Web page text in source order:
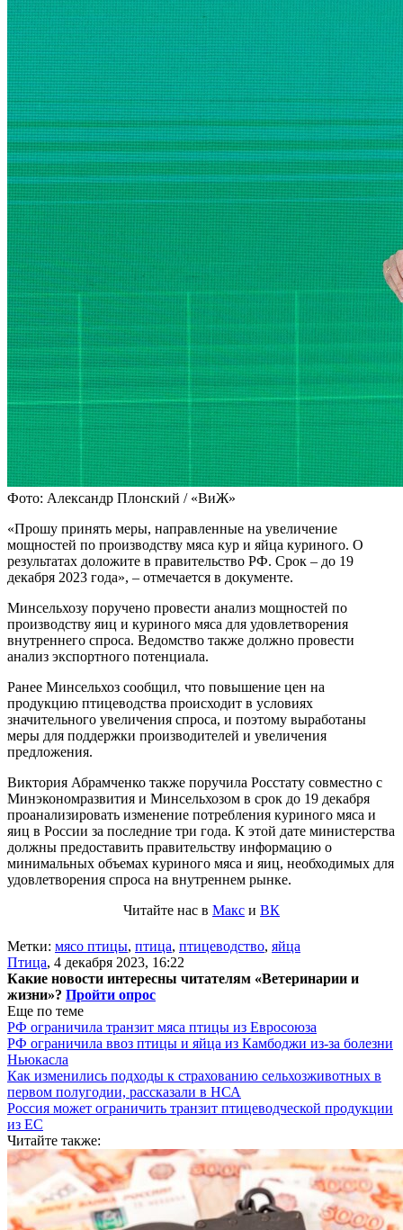
Фото: Александр Плонский / «ВиЖ»
«Прошу принять меры, направленные на увеличение
мощностей по производству мяса кур и яйца куриного. О
результатах доложите в правительство РФ. Срок – до 19
декабря 2023 года», – отмечается в документе.
Минсельхозу поручено провести анализ мощностей по
производству яиц и куриного мяса для удовлетворения
внутреннего спроса. Ведомство также должно провести
анализ экспортного потенциала.
Ранее Минсельхоз сообщил, что повышение цен на
продукцию птицеводства происходит в условиях
значительного увеличения спроса, и поэтому выработаны
меры для поддержки производителей и увеличения
предложения.
Виктория Абрамченко также поручила Росстату совместно с
Минэкономразвития и Минсельхозом в срок до 19 декабря
проанализировать изменение потребления куриного мяса и
яиц в России за последние три года. К этой дате министерства
должны предоставить правительству информацию о
минимальных объемах куриного мяса и яиц, необходимых для
удовлетворения спроса на внутреннем рынке.
Читайте нас в Макс и ВК
Метки: мясо птицы, птица, птицеводство, яйца
Птица, 4 декабря 2023, 16:22
Какие новости интересны читателям «Ветеринарии и
жизни»? Пройти опрос
Еще по теме
РФ ограничила транзит мяса птицы из Евросоюза
РФ ограничила ввоз птицы и яйца из Камбоджи из-за болезни
Ньюкасла
Как изменились подходы к страхованию сельхозживотных в
первом полугодии, рассказали в НСА
Россия может ограничить транзит птицеводческой продукции
из ЕС
Читайте также: